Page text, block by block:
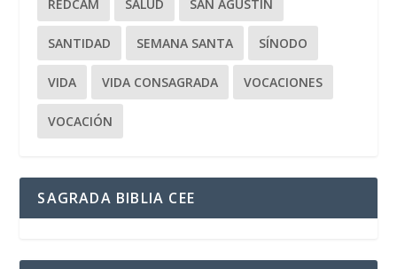
REDCAM SALUD SAN AGUSTÍN
SANTIDAD SEMANA SANTA SÍNODO
VIDA VIDA CONSAGRADA VOCACIONES
VOCACIÓN
SAGRADA BIBLIA CEE